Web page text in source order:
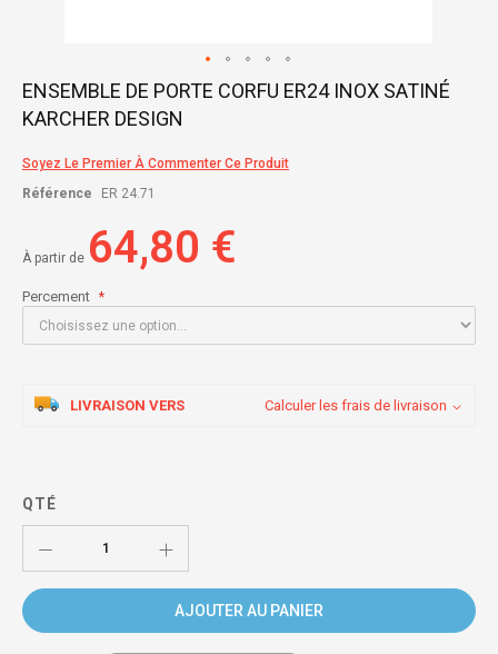
Skip
the
of
images
ENSEMBLE DE PORTE CORFU ER24 INOX SATINÉ
KARCHER DESIGN
Soyez Le Premier À Commenter Ce Produit
Référence
ER 24.71
À partir de 64,80 €
Percement
LIVRAISON VERS Calculer les frais de livraison
QTÉ
AJOUTER AU PANIER